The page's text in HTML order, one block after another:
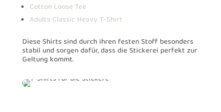
Cotton Loose Tee
Adults Classic Heavy T-Shirt
Diese Shirts sind durch ihren festen Stoff besonders
stabil und sorgen dafür, dass die Stickerei perfekt zur
Geltung kommt.